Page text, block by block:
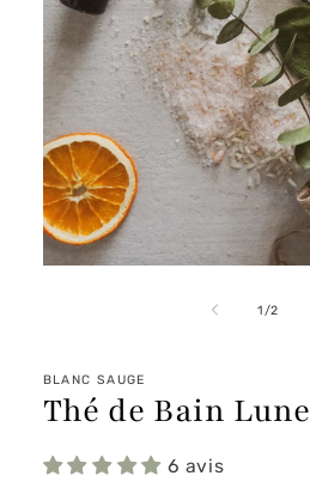
fenêtre
modale
1/de
2
BLANC SAUGE
Thé de Bain Lune
6 avis